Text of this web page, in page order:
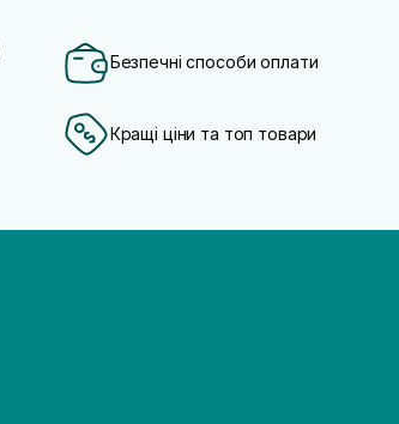
Безпечні способи оплати
Кращі ціни та топ товари